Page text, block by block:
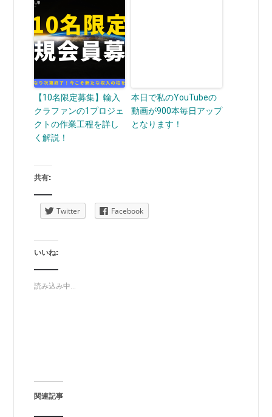
【10名限定募集】輸入
クラファンの1プロジェ
クトの作業工程を詳し
く解説！
本日で私のYouTubeの
動画が900本毎日アップ
となります！
共有:
Twitter Facebook
いいね:
読み込み中...
関連記事